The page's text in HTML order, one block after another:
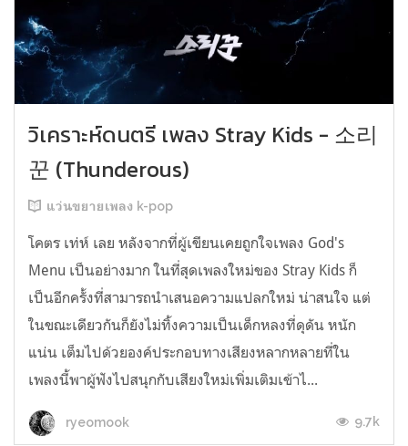
วิเคราะห์ดนตรี เพลง Stray Kids - 소리
꾼 (Thunderous)
แว่นขยายเพลง k-pop
โคตร เท่ห์ เลย หลังจากที่ผู้เขียนเคยถูกใจเพลง God's
Menu เป็นอย่างมาก ในที่สุดเพลงใหม่ของ Stray Kids ก็
เป็นอีกครั้งที่สามารถนำเสนอความแปลกใหม่ น่าสนใจ แต่
ในขณะเดียวกันก็ยังไม่ทิ้งความเป็นเด็กหลงที่ดุดัน หนัก
แน่น เต็มไปด้วยองค์ประกอบทางเสียงหลากหลายที่ใน
เพลงนี้พาผู้ฟังไปสนุกกับเสียงใหม่เพิ่มเติมเข้าไ...
ryeomook 9.7k